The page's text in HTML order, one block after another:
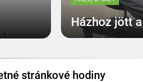
gyerekek, akik még
megtekintése volt a
francia családi
Házhoz jött
Mlynkysuli
stránkové hodiny